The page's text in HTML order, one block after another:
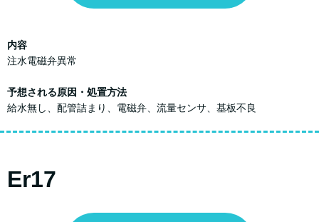
内容
注水電磁弁異常
予想される原因・処置方法
給水無し、配管詰まり、電磁弁、流量センサ、基板不良
Er17